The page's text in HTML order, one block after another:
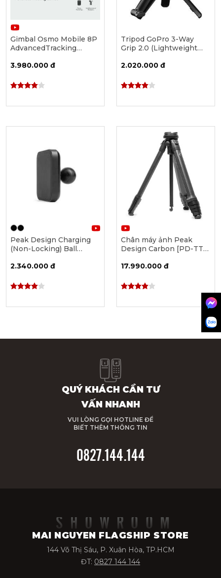
Gimbal Osmo Mobile 8P
AdvancedTracking
3.980.000 đ
Tripod GoPro 3-Way
Grip 2.0 (Lightweight
AFAEM-002
2.020.000 đ
Peak Design Charging
(Non-Locking) Ball
AE-BK-1/M-CM-AF-BK-1]
2.340.000 đ
Chân máy ảnh Peak
Design Carbon [PD-TT-
17.990.000 đ
QUÝ KHÁCH CẦN TƯ
VẤN NHANH
VUI LÒNG GỌI HOTLINE ĐỂ
BIẾT THÊM THÔNG TIN
0827.144.144
SHOWROOM
MAI NGUYEN FLAGSHIP STORE
144 Võ Thị Sáu, P. Xuân Hòa, TP.HCM
ĐT: 0827 144 144